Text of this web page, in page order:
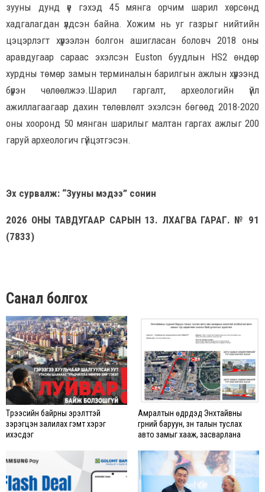
зууны дунд үе гэхэд 45 мянга орчим шарил хөрсөнд
хадгалагдан үлдсэн байна. Хожим нь уг газрыг нийтийн
цэцэрлэгт хүрээлэн болгон ашигласан боловч 2018 оны
аравдугаар сараас эхэлсэн Euston буудлын HS2 өндөр
хурдны төмөр замын терминалын барилгын ажлын хүрээнд
бүрэн чөлөөлжээ.Шарил гаргалт, археологийн үйл
ажиллагаагаар дахин төлөвлөлт эхэлсэн бөгөөд 2018-2020
оны хооронд 50 мянган шарилыг малтан гаргах ажлыг 200
гаруй археологич гүйцэтгэсэн.
Эх сурвалж: “Зууны мэдээ” сонин
2026 ОНЫ ТАВДУГААР САРЫН 13. ЛХАГВА ГАРАГ. № 91
(7833)
Санал болгох
Түрээсийн байрны эрэлттэй
зэрэгцэн залилах гэмт хэрэг
ихэсдэг
Амралтын өдрүүдэд Энхтайвны
гүүрний баруун, зүүн талын туслах
авто замыг хааж, засварлана